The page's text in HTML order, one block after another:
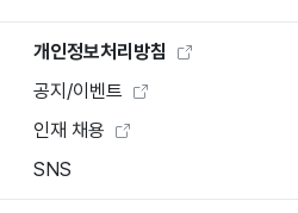
개인정보처리방침
공지/이벤트
인재 채용
SNS